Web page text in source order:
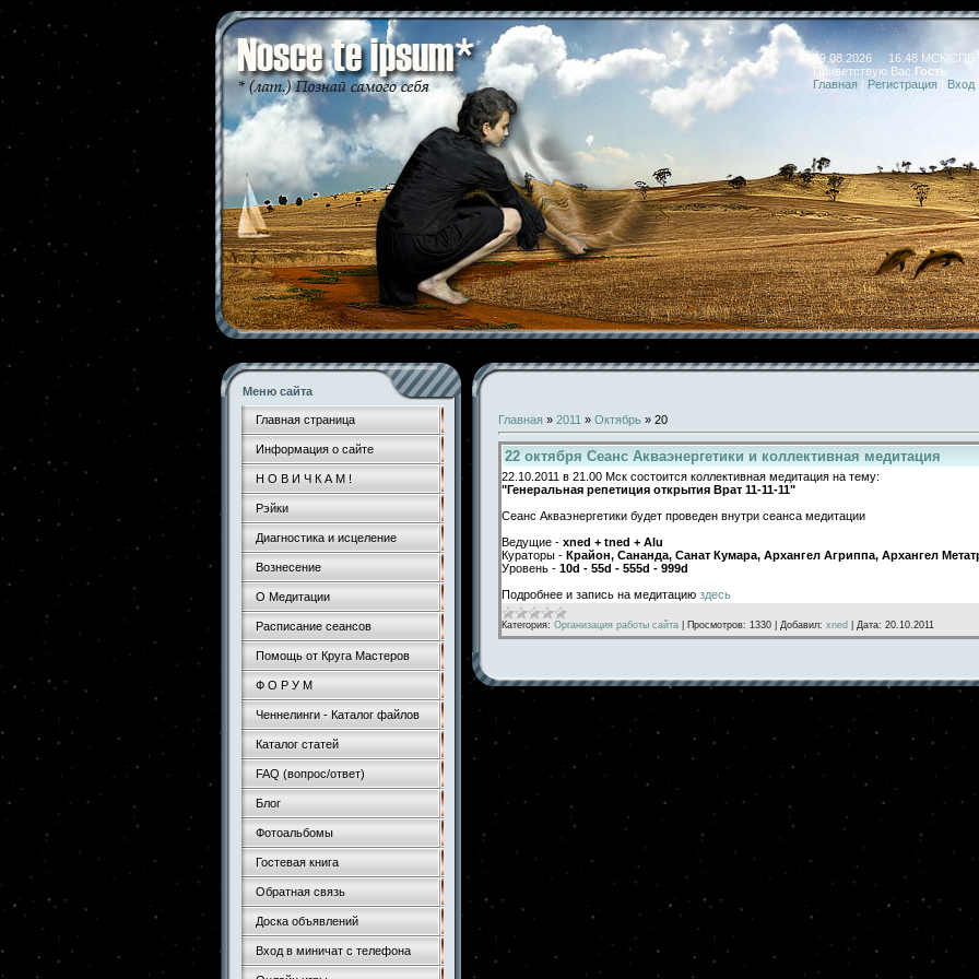
09.08.2026 16:48 МСК/СПБ
Приветствую Вас Гость
Главная | Регистрация | Вход
Меню сайта
Главная страница
Информация о сайте
Н О В И Ч К А М !
Рэйки
Диагностика и исцеление
Вознесение
О Медитации
Расписание сеансов
Помощь от Круга Мастеров
Ф О Р У М
Ченнелинги - Каталог файлов
Каталог статей
FAQ (вопрос/ответ)
Блог
Фотоальбомы
Гостевая книга
Обратная связь
Доска объявлений
Вход в миничат с телефона
Главная » 2011 » Октябрь » 20
22 октября Сеанс Акваэнергетики и коллективная медитация
22.10.2011 в 21.00 Мск состоится коллективная медитация на тему:
"Генеральная репетиция открытия Врат 11-11-11"
Сеанс Акваэнергетики будет проведен внутри сеанса медитации
Ведущие - xned + tned + Alu
Кураторы - Крайон, Сананда, Санат Кумара, Архангел Агриппа, Архангел
Уровень - 10d - 55d - 555d - 999d
Подробнее и запись на медитацию здесь
Категория: Организация работы сайта Просмотров: 1330 Добавил: xned Дата: 20.10.2011